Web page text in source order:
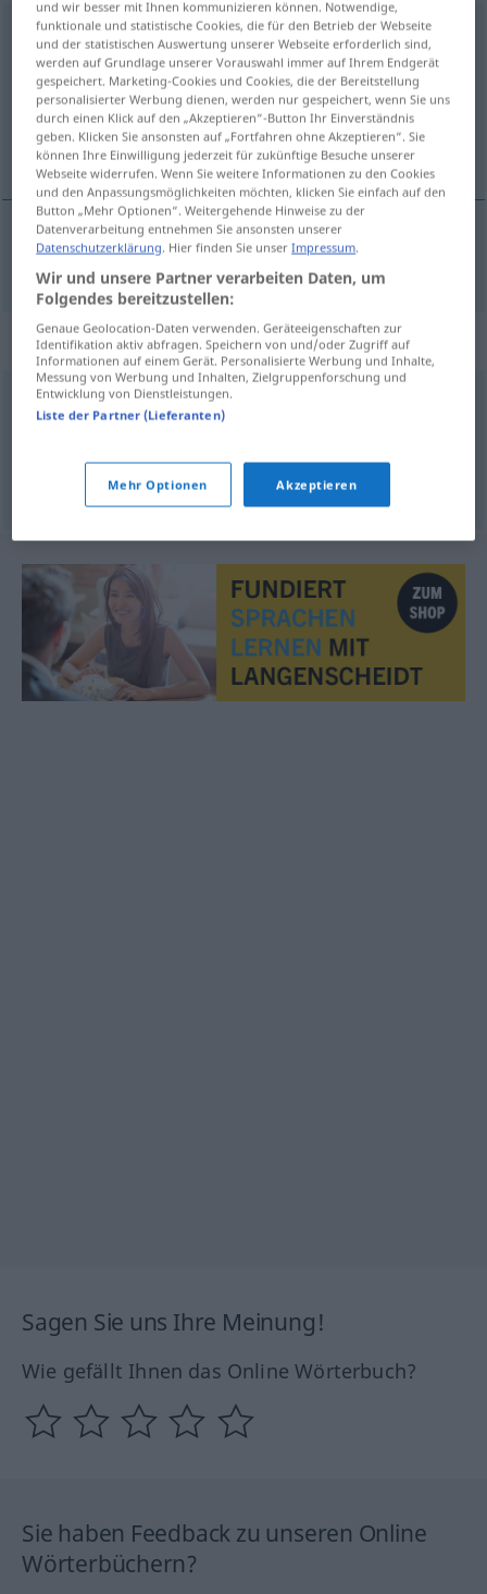
konkretisieren
Übersicht aller Übersetzungen
(Für mehr Details die Übersetzung anklicken/antippen)
konkretizirati
konkretizirati konkretisieren
Synonyme für "konkretisieren"
vermitteln,erläutern,präzisieren
© OpenThesaurus.de
Sagen Sie uns Ihre Meinung!
Wie gefällt Ihnen das Online Wörterbuch?
Sie haben Feedback zu unseren Online
Wörterbüchern?
und wir besser mit Ihnen kommunizieren können. Notwendige,
funktionale und statistische Cookies, die für den Betrieb der Webseite
und der statistischen Auswertung unserer Webseite erforderlich sind,
werden auf Grundlage unserer Vorauswahl immer auf Ihrem Endgerät
gespeichert. Marketing-Cookies und Cookies, die der Bereitstellung
personalisierter Werbung dienen, werden nur gespeichert, wenn Sie uns
durch einen Klick auf den „Akzeptieren“-Button Ihr Einverständnis
geben. Klicken Sie ansonsten auf „Fortfahren ohne Akzeptieren“. Sie
können Ihre Einwilligung jederzeit für zukünftige Besuche unserer
Webseite widerrufen. Wenn Sie weitere Informationen zu den Cookies
und den Anpassungsmöglichkeiten möchten, klicken Sie einfach auf den
Button „Mehr Optionen“. Weitergehende Hinweise zu der
Datenverarbeitung entnehmen Sie ansonsten unserer
Datenschutzerklärung. Hier finden Sie unserImpressum.
Wir und unsere Partner verarbeiten Daten, um
Folgendes bereitzustellen:
Genaue Geolocation-Daten verwenden. Geräteeigenschaften zur
Identifikation aktiv abfragen. Speichern von und/oder Zugriff auf
Informationen auf einem Gerät. Personalisierte Werbung und Inhalte,
Messung von Werbung und Inhalten, Zielgruppenforschung und
Entwicklung von Dienstleistungen.
Liste der Partner (Lieferanten)
Mehr Optionen Akzeptieren